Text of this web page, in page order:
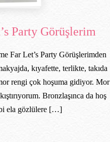
Party Görüşlerim
Far Let’s Party Görüşlerimden
kıyafette, terlikte, takıda
rengi çok hoşuma gidiyor. Mor
Bronzlaşınca da hoş
ela gözlülere […]